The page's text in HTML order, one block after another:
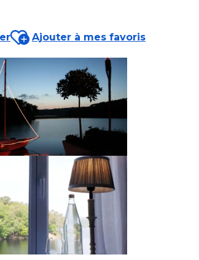
Ajouter aux favoris
Ajouter à mes favoris